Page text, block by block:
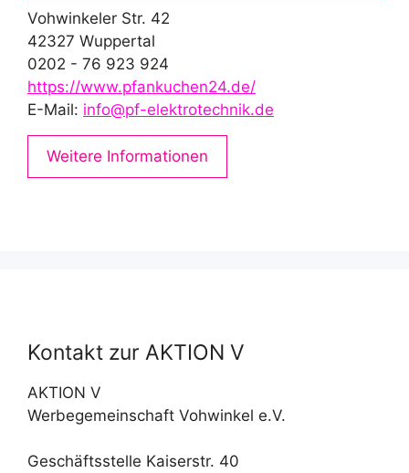
Vohwinkeler Str. 42
42327 Wuppertal
0202 - 76 923 924
https://www.pfankuchen24.de/
E-Mail: info@pf-elektrotechnik.de
Weitere Informationen
Kontakt zur AKTION V
AKTION V
Werbegemeinschaft Vohwinkel e.V.
Geschäftsstelle Kaiserstr. 40